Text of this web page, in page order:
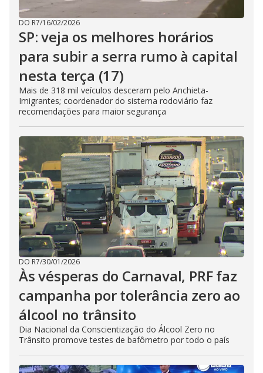
DO R7/16/02/2026
SP: veja os melhores horários
para subir a serra rumo à capital
nesta terça (17)
Mais de 318 mil veículos desceram pelo Anchieta-
Imigrantes; coordenador do sistema rodoviário faz
recomendações para maior segurança
DO R7/30/01/2026
Às vésperas do Carnaval, PRF faz
campanha por tolerância zero ao
álcool no trânsito
Dia Nacional da Conscientização do Álcool Zero no
Trânsito promove testes de bafômetro por todo o país